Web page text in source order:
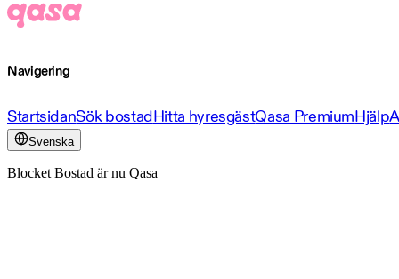
Navigering
StartsidanSök bostadHitta hyresgästQasa PremiumHjälp
Svenska
Blocket Bostad är nu Qasa